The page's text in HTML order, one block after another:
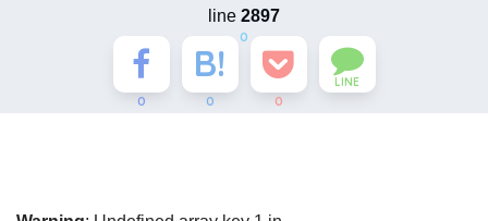
line 2897
0
0 0 0
LINE